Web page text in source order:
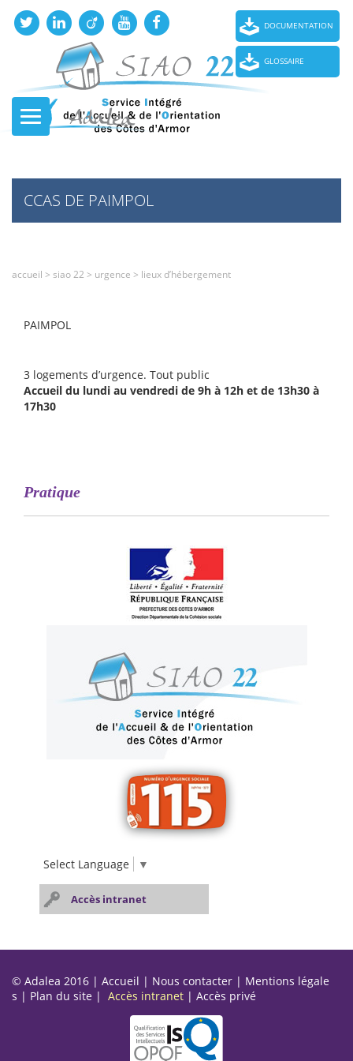
DOCUMENTATION
GLOSSAIRE
CCAS DE PAIMPOL
accueil > siao 22 > urgence > lieux d’hébergement
PAIMPOL
3 logements d’urgence. Tout public
Accueil du lundi au vendredi de 9h à 12h et de 13h30 à
17h30
Pratique
Select Language ▼
Accès intranet
© Adalea 2016 | Accueil | Nous contacter | Mentions légale
s | Plan du site | Accès intranet | Accès privé